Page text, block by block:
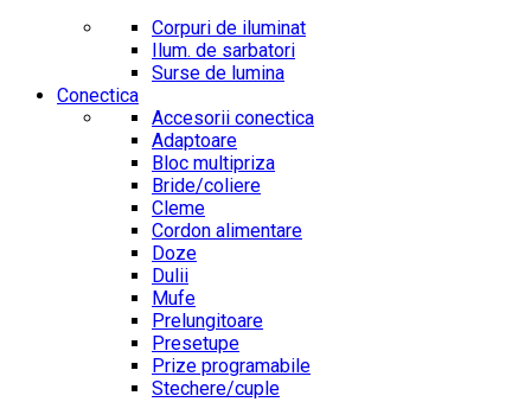
Corpuri de iluminat
Ilum. de sarbatori
Surse de lumina
Conectica
Accesorii conectica
Adaptoare
Bloc multipriza
Bride/coliere
Cleme
Cordon alimentare
Doze
Dulii
Mufe
Prelungitoare
Presetupe
Prize programabile
Stechere/cuple